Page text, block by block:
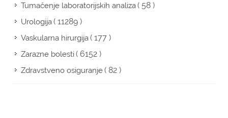
Tumačenje laboratorijskih analiza( 58 )
Urologija( 11289 )
Vaskularna hirurgija( 177 )
Zarazne bolesti( 6152 )
Zdravstveno osiguranje( 82 )